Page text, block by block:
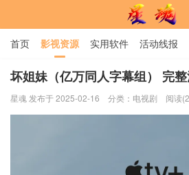
星魂网
首页 影视资源 实用软件 活动线报
用户中心 书籍 娱乐
坏姐妹（亿万同人字幕组） 完
星魂 发布于 2025-02-16 分类： 电视剧 阅读